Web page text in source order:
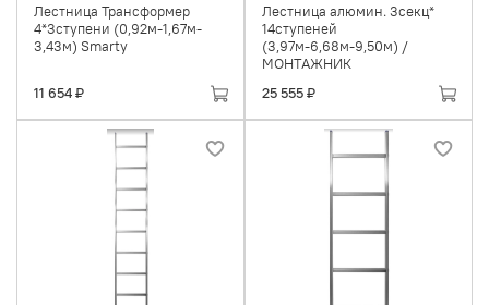
Лестница Трансформер
4*3ступени (0,92м-1,67м-
3,43м) Smarty
11 654 ₽
Лестница алюмин. 3секц*
14ступеней
(3,97м-6,68м-9,50м) /
МОНТАЖНИК
25 555 ₽